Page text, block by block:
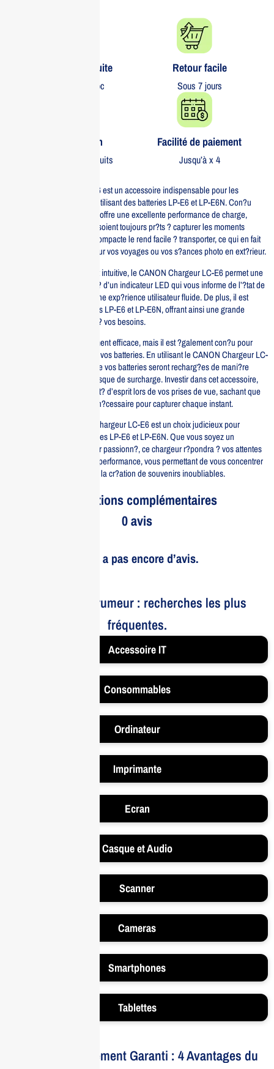
Livraison gratuite​
partout au Maroc
Retour facile​
Sous 7 jours
Garantie 1 an
Sur tous nos produits
Facilité de paiement
Jusqu’à x 4
Le CANON Chargeur LC-E6 est un accessoire indispensable pour les
photographes et vid?astes utilisant des batteries LP-E6 et LP-E6N. Con?u
avec pr?cision, ce chargeur offre une excellente performance de charge,
assurant que vos appareils soient toujours pr?ts ? capturer les moments
importants. Sa conception compacte le rend facile ? transporter, ce qui en fait
un excellent compagnon pour vos voyages ou vos s?ances photo en ext?rieur.
Avec une interface simple et intuitive, le CANON Chargeur LC-E6 permet une
utilisation facile. Il est ?quip? d’un indicateur LED qui vous informe de l’?tat de
charge, vous garantissant une exp?rience utilisateur fluide. De plus, il est
compatible avec les batteries LP-E6 et LP-E6N, offrant ainsi une grande
polyvalence pour r?pondre ? vos besoins.
Ce chargeur est non seulement efficace, mais il est ?galement con?u pour
optimiser la dur?e de vie de vos batteries. En utilisant le CANON Chargeur LC-
E6, vous pouvez ?tre s?r que vos batteries seront recharg?es de mani?re
optimale, ?vitant ainsi tout risque de surcharge. Investir dans cet accessoire,
c’est s’assurer une tranquillit? d’esprit lors de vos prises de vue, sachant que
vous disposez de l’?nergie n?cessaire pour capturer chaque instant.
En conclusion, le CANON Chargeur LC-E6 est un choix judicieux pour
quiconque utilise des batteries LP-E6 et LP-E6N. Que vous soyez un
professionnel ou un amateur passionn?, ce chargeur r?pondra ? vos attentes
en mati?re de fiabilit? et de performance, vous permettant de vous concentrer
sur ce qui compte vraiment : la cr?ation de souvenirs inoubliables.
Informations complémentaires
0 avis
Il n’y a pas encore d’avis.
Le bruit et la rumeur : recherches les plus
fréquentes.
Accessoire IT
Consommables
Ordinateur
Imprimante
Ecran
Casque et Audio
Scanner
Cameras
Smartphones
Tablettes
Votre Investissement Garanti : 4 Avantages du